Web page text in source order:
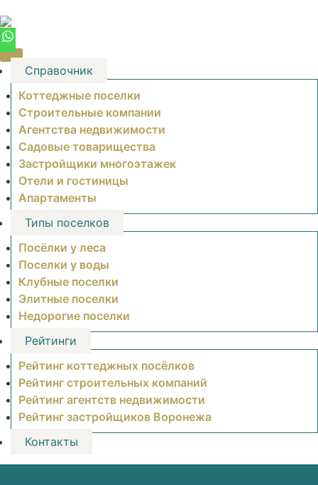
to
content
Справочник
Коттеджные поселки
Строительные компании
Агентства недвижимости
Садовые товарищества
Застройщики многоэтажек
Отели и гостиницы
Апартаменты
Типы поселков
Посёлки у леса
Поселки у воды
Клубные поселки
Элитные поселки
Недорогие поселки
Рейтинги
Рейтинг коттеджных посёлков
Рейтинг строительных компаний
Рейтинг агентств недвижимости
Рейтинг застройщиков Воронежа
Контакты